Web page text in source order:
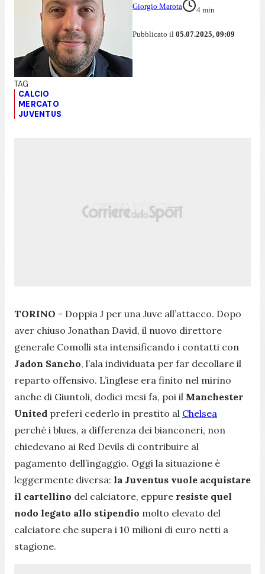
Giorgio Marota 4 min
Pubblicato il 05.07.2025, 09:09
CALCIO
MERCATO
JUVENTUS
TORINO - Doppia J per una Juve all’attacco. Dopo
aver chiuso Jonathan David, il nuovo direttore
generale Comolli sta intensificando i contatti con
Jadon Sancho, l’ala individuata per far decollare il
reparto offensivo. L’inglese era finito nel mirino
anche di Giuntoli, dodici mesi fa, poi il Manchester
United preferì cederlo in prestito al Chelsea
perché i blues, a differenza dei bianconeri, non
chiedevano ai Red Devils di contribuire al
pagamento dell’ingaggio. Oggi la situazione è
leggermente diversa: la Juventus vuole acquistare
il cartellino del calciatore, eppure resiste quel
nodo legato allo stipendio molto elevato del
calciatore che supera i 10 milioni di euro netti a
stagione.